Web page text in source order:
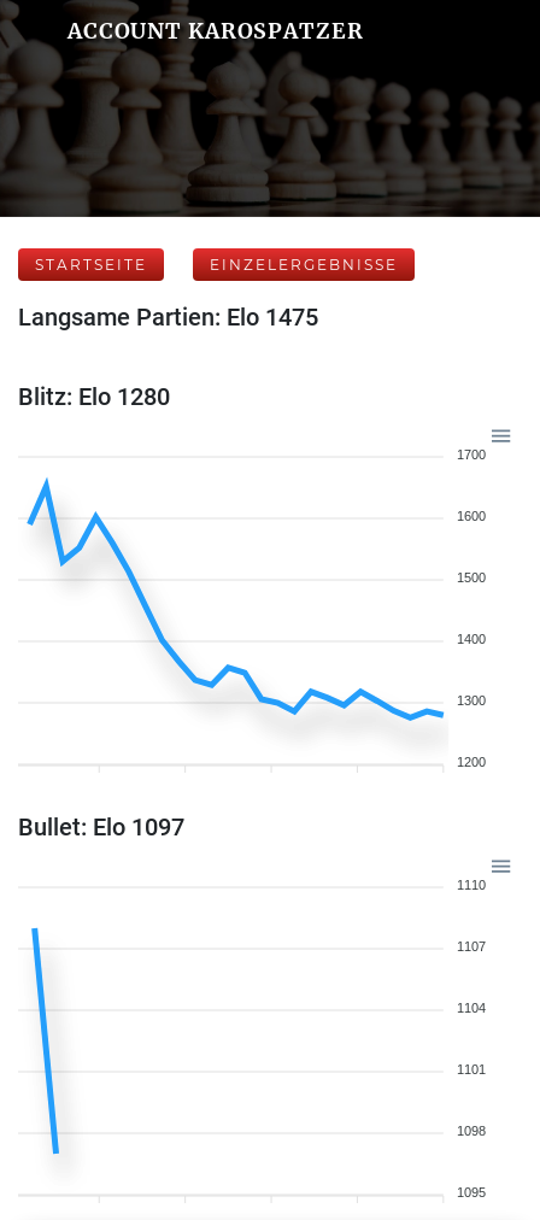
ACCOUNT KAROSPATZER
STARTSEITE EINZELERGEBNISSE
Langsame Partien: Elo 1475
Blitz: Elo 1280
1700
1600
1500
1400
1300
1200
Bullet: Elo 1097
1110
1107
1104
1101
1098
1095